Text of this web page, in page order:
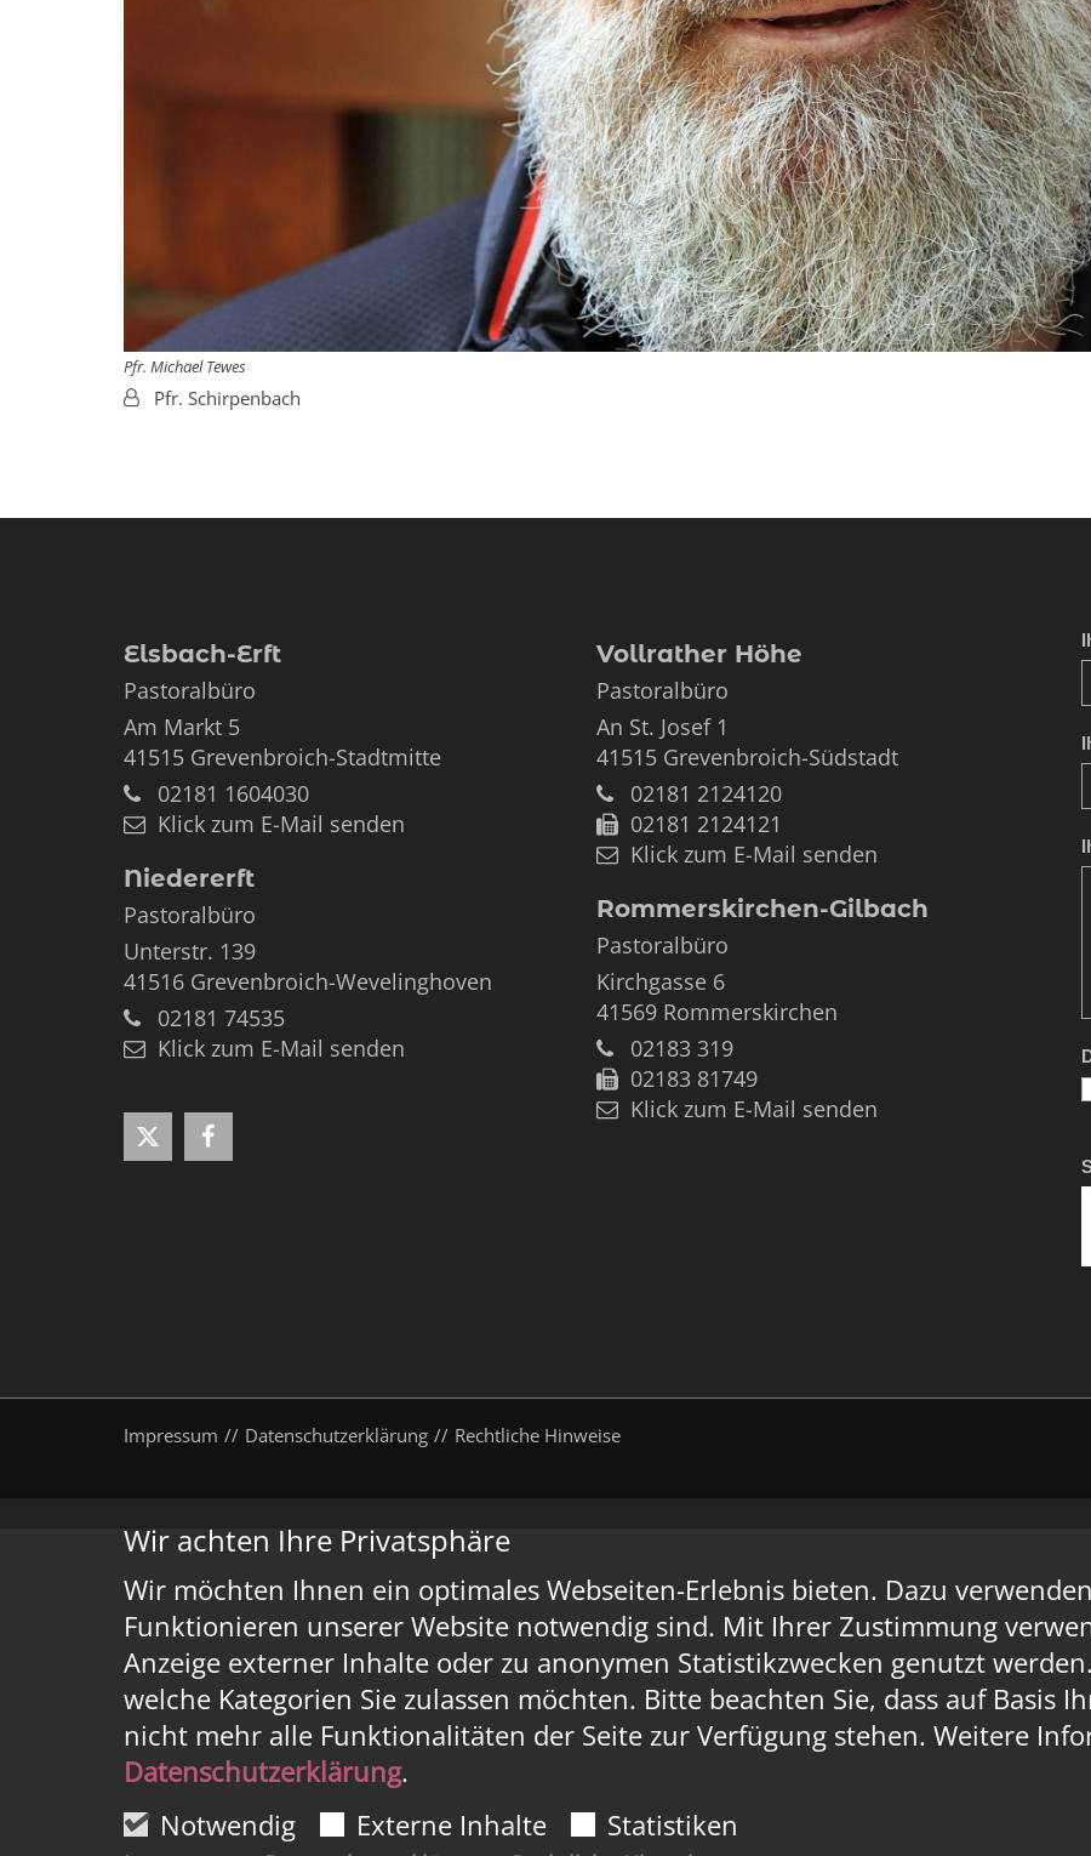
Wir achten Ihre Privatsphäre
Wir möchten Ihnen ein optimales Webseiten-Erlebnis bieten. Dazu
Funktionieren unserer Website notwendig sind. Mit Ihrer Zustimmung
Anzeige externer Inhalte oder zu anonymen Statistikzwecken genutzt
welche Kategorien Sie zulassen möchten. Bitte beachten Sie, dass auf Basis
nicht mehr alle Funktionalitäten der Seite zur Verfügung stehen. Weitere
Datenschutzerklärung.
Notwendig
Externe Inhalte Statistiken
Pfr. Michael Tewes
Von:Pfr. Schirpenbach
Elsbach-Erft
Pastoralbüro
Am Markt 5
41515 Grevenbroich-Stadtmitte
02181 1604030
Klick zum E-Mail senden
Niedererft
Pastoralbüro
Unterstr. 139
41516 Grevenbroich-Wevelinghoven
02181 74535
Klick zum E-Mail senden
Vollrather Höhe
Pastoralbüro
An St. Josef 1
41515 Grevenbroich-Südstadt
02181 2124120
02181 2124121
Klick zum E-Mail senden
Rommerskirchen-Gilbach
Pastoralbüro
Kirchgasse 6
41569 Rommerskirchen
02183 319
02183 81749
Klick zum E-Mail senden
Impressum Datenschutzerklärung Rechtliche Hinweise